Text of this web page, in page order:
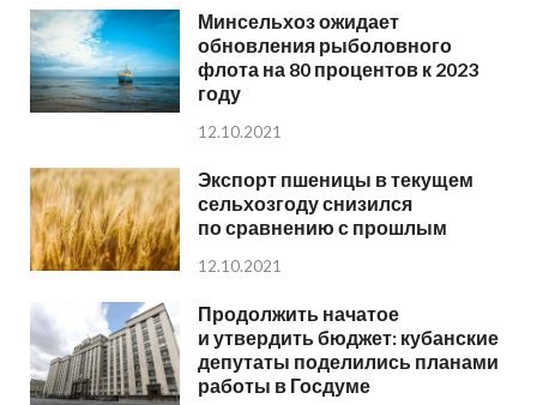
Минсельхоз ожидает
обновления рыболовного
флота на 80 процентов к 2023
году
12.10.2021
Экспорт пшеницы в текущем
сельхозгоду снизился
по сравнению с прошлым
12.10.2021
Продолжить начатое
и утвердить бюджет: кубанские
депутаты поделились планами
работы в Госдуме